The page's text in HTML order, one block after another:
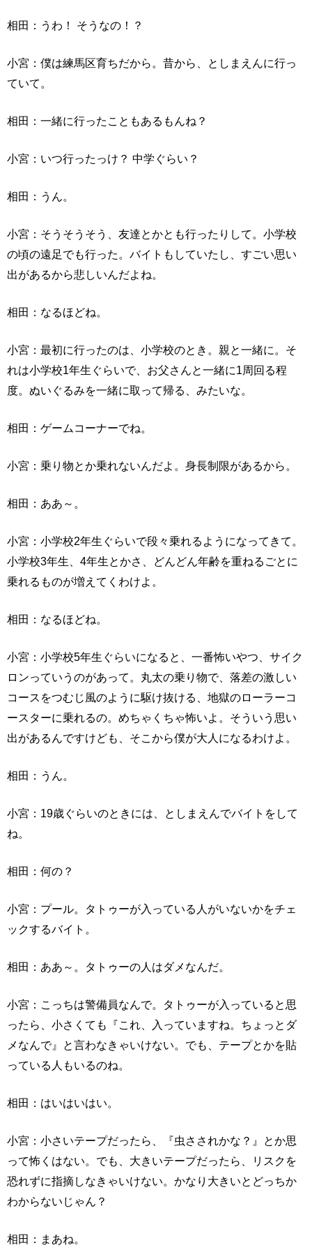
相田：うわ！ そうなの！？
小宮：僕は練馬区育ちだから。昔から、としまえんに行っ
ていて。
相田：一緒に行ったこともあるもんね？
小宮：いつ行ったっけ？ 中学ぐらい？
相田：うん。
小宮：そうそうそう、友達とかとも行ったりして。小学校
の頃の遠足でも行った。バイトもしていたし、すごい思い
出があるから悲しいんだよね。
相田：なるほどね。
小宮：最初に行ったのは、小学校のとき。親と一緒に。そ
れは小学校1年生ぐらいで、お父さんと一緒に1周回る程
度。ぬいぐるみを一緒に取って帰る、みたいな。
相田：ゲームコーナーでね。
小宮：乗り物とか乗れないんだよ。身長制限があるから。
相田：ああ～。
小宮：小学校2年生ぐらいで段々乗れるようになってきて。
小学校3年生、4年生とかさ、どんどん年齢を重ねるごとに
乗れるものが増えてくわけよ。
相田：なるほどね。
小宮：小学校5年生ぐらいになると、一番怖いやつ、サイク
ロンっていうのがあって。丸太の乗り物で、落差の激しい
コースをつむじ風のように駆け抜ける、地獄のローラーコ
ースターに乗れるの。めちゃくちゃ怖いよ。そういう思い
出があるんですけども、そこから僕が大人になるわけよ。
相田：うん。
小宮：19歳ぐらいのときには、としまえんでバイトをして
ね。
相田：何の？
小宮：プール。タトゥーが入っている人がいないかをチェ
ックするバイト。
相田：ああ～。タトゥーの人はダメなんだ。
小宮：こっちは警備員なんで。タトゥーが入っていると思
ったら、小さくても『これ、入っていますね。ちょっとダ
メなんで』と言わなきゃいけない。でも、テープとかを貼
っている人もいるのね。
相田：はいはいはい。
小宮：小さいテープだったら、『虫さされかな？』とか思
って怖くはない。でも、大きいテープだったら、リスクを
恐れずに指摘しなきゃいけない。かなり大きいとどっちか
わからないじゃん？
相田：まあね。